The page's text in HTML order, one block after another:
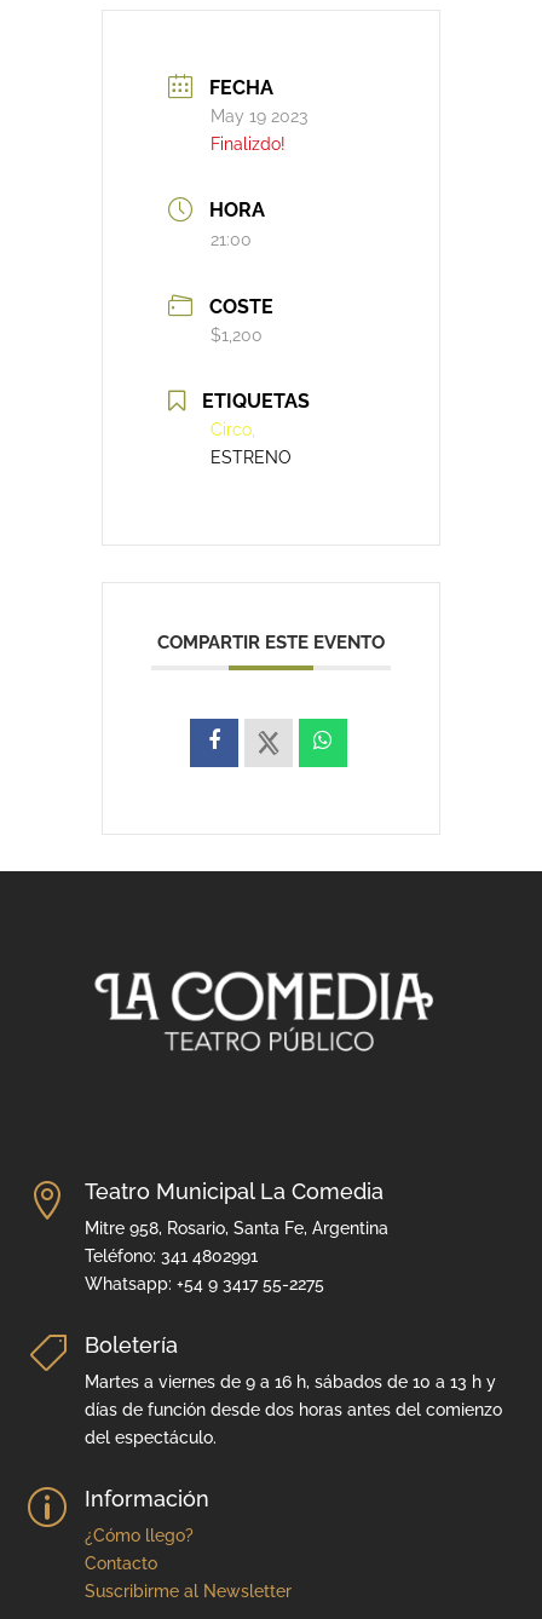
FECHA
May 19 2023
Finalizdo!
HORA
21:00
COSTE
$1,200
ETIQUETAS
Circo,
ESTRENO
COMPARTIR ESTE EVENTO
 Teatro Municipal La Comedia
Mitre 958, Rosario, Santa Fe, Argentina
Teléfono: 341 4802991
Whatsapp: +54 9 3417 55-2275
 Boletería
Martes a viernes de 9 a 16 h, sábados de 10 a 13 h y
días de función desde dos horas antes del comienzo
del espectáculo.
p Información
¿Cómo llego?
Contacto
Suscribirme al Newsletter